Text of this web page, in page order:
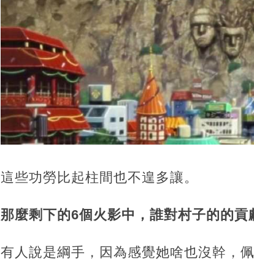
這些功勞比起柱間也不遑多讓。
那麼剩下的6個火影中，誰對村子的的貢
有人說是綱手，因為感覺她啥也沒幹，